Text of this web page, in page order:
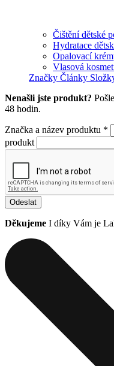
Čištění dětské
Hydratace
Opalovací
Vlasová
Značky Články
Nenašli jste produkt?
48 hodin.
Značka a název produktu *
produkt
Odeslat
Děkujeme I díky Vám je